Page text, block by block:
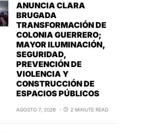
ANUNCIA CLARA
BRUGADA
TRANSFORMACIÓN DE
COLONIA GUERRERO;
MAYOR ILUMINACIÓN,
SEGURIDAD,
PREVENCIÓN DE
VIOLENCIA Y
CONSTRUCCIÓN DE
ESPACIOS PÚBLICOS
AGOSTO 7, 2026 2 MINUTE READ